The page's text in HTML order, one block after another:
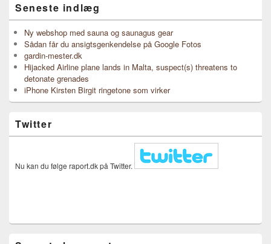
Seneste indlæg
Ny webshop med sauna og saunagus gear
Sådan får du ansigtsgenkendelse på Google Fotos
gardin-mester.dk
Hijacked Airline plane lands in Malta, suspect(s) threatens to
detonate grenades
iPhone Kirsten Birgit ringetone som virker
Twitter
Nu kan du følge raport.dk på Twitter.